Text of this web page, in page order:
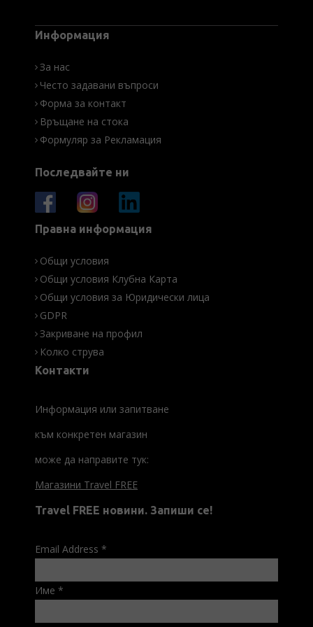
Информация
За нас
Често задавани въпроси
Форма за контакт
Връщане на стока
Формуляр за Рекламация
Последвайте ни
Правна информация
Общи условия
Общи условия Клубна Карта
Общи условия за Юридически лица
GDPR
Закриване на профил
Колко струва
Контакти
Информация или запитване
към конкретен магазин
може да направите тук:
Магазини Travel FREE
Travel FREE новини. Запиши се!
Email Address *
Име *